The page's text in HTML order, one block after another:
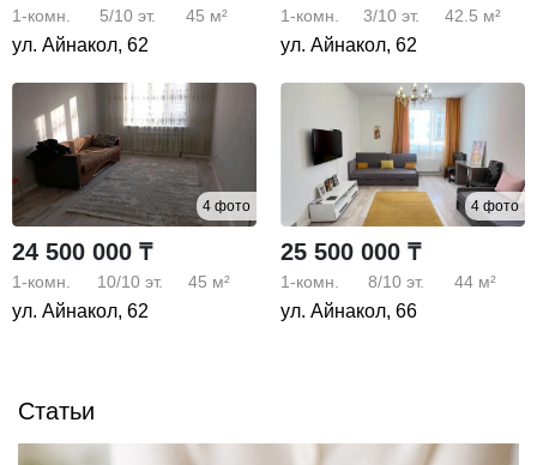
1-комн. 5/10 эт. 45 м²
ул. Айнакол, 62
1-комн. 3/10 эт. 42.5 м²
ул. Айнакол, 62
4 фото
24 500 000 ₸
1-комн. 10/10 эт. 45 м²
ул. Айнакол, 62
4 фото
25 500 000 ₸
1-комн. 8/10 эт. 44 м²
ул. Айнакол, 66
Статьи